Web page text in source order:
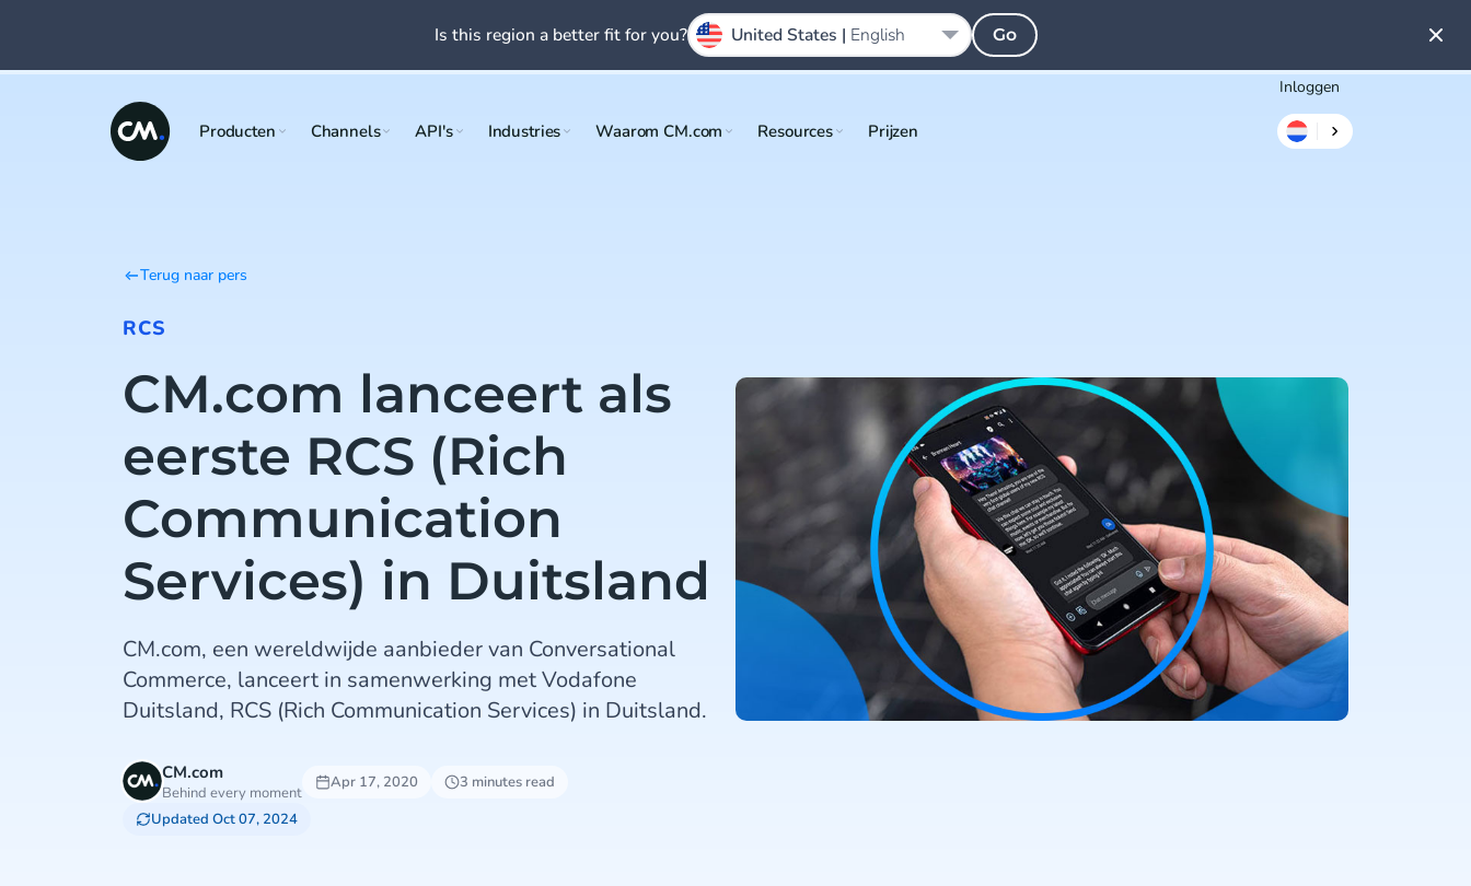
Inloggen
Producten Channels API's Industries Waarom CM.com Resources Prijzen
Terug naar pers
RCS
CM.com lanceert als
eerste RCS (Rich
Communication
Services) in Duitsland
CM.com, een wereldwijde aanbieder van Conversational
Commerce, lanceert in samenwerking met Vodafone
Duitsland, RCS (Rich Communication Services) in Duitsland.
CM.com
Behind every moment
Apr 17, 2020
3 minutes read
Updated Oct 07, 2024
Is this region a better fit for you? United States | English Go